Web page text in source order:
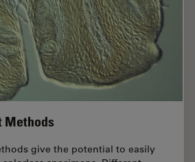
Methods
give the potential to easily